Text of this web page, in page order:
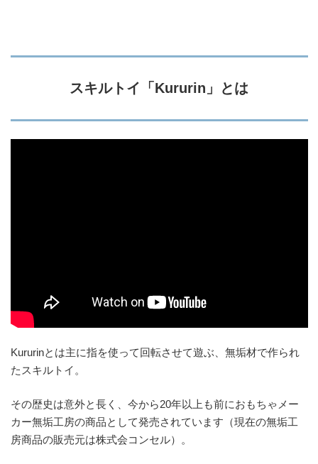
スキルトイ「Kururin」とは
Kururinとは主に指を使って回転させて遊ぶ、無垢材で作られ
たスキルトイ。
その歴史は意外と長く、今から20年以上も前におもちゃメー
カー無垢工房の商品として発売されています（現在の無垢工
房商品の販売元は株式会コンセル）。